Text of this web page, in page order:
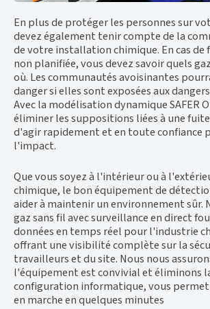
En plus de protéger les personnes sur
devez également tenir compte de la
de votre installation chimique. En cas de
non planifiée, vous devez savoir quels
où. Les communautés avoisinantes
danger si elles sont exposées aux
Avec la modélisation dynamique SAFER
éliminer les suppositions liées à une
d'agir rapidement et en toute confiance
l'impact.
Que vous soyez à l'intérieur ou à
chimique, le bon équipement de
aider à maintenir un environnement sûr.
gaz sans fil avec surveillance en direct
données en temps réel pour l'industrie
offrant une visibilité complète sur la
travailleurs et du site. Nous nous
l'équipement est convivial et éliminons
configuration informatique, vous
en marche en quelques minutes